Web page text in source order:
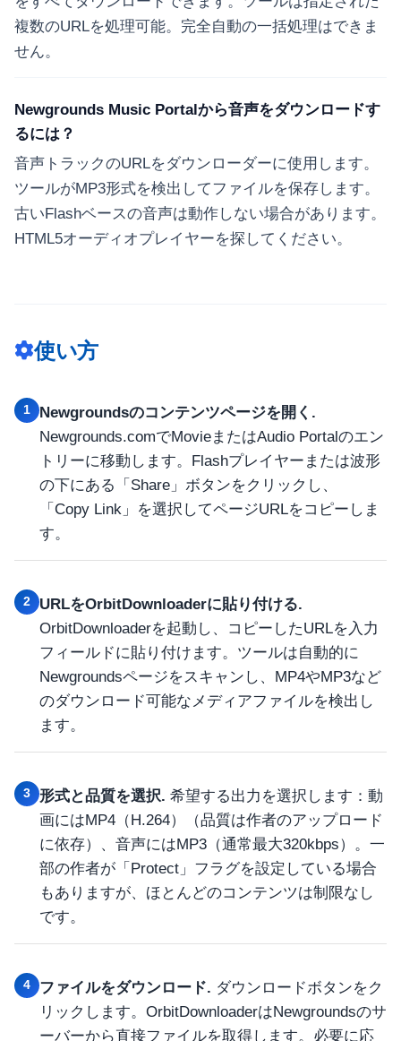
複数のURLを処理可能。完全自動の一括処理はできま
せん。
Newgrounds Music Portalから音声をダウンロードす
るには？
音声トラックのURLをダウンローダーに使用します。
ツールがMP3形式を検出してファイルを保存します。
古いFlashベースの音声は動作しない場合があります。
HTML5オーディオプレイヤーを探してください。
使い方
1
Newgroundsのコンテンツページを開く.
Newgrounds.comでMovieまたはAudio Portalのエン
トリーに移動します。Flashプレイヤーまたは波形
の下にある「Share」ボタンをクリックし、
「Copy Link」を選択してページURLをコピーしま
す。
2
URLをOrbitDownloaderに貼り付ける.
OrbitDownloaderを起動し、コピーしたURLを入力
フィールドに貼り付けます。ツールは自動的に
Newgroundsページをスキャンし、MP4やMP3など
のダウンロード可能なメディアファイルを検出し
ます。
3 形式と品質を選択. 希望する出力を選択します：動
画にはMP4（H.264）（品質は作者のアップロード
に依存）、音声にはMP3（通常最大320kbps）。一
部の作者が「Protect」フラグを設定している場合
もありますが、ほとんどのコンテンツは制限なし
です。
4 ファイルをダウンロード. ダウンロードボタンをク
リックします。OrbitDownloaderはNewgroundsのサ
ーバーから直接ファイルを取得します。必要に応